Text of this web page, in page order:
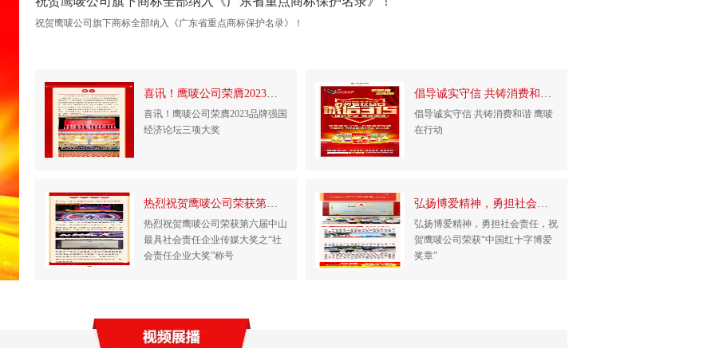
祝贺鹰唛公司旗下商标全部纳入《广东省重点商标保护名录》！
喜讯！鹰唛公司荣膺2023品牌强国经济论坛...
喜讯！鹰唛公司荣膺2023品牌强国
经济论坛三项大奖
倡导诚实守信 共铸消费和谐 鹰唛在行动
倡导诚实守信 共铸消费和谐 鹰唛
在行动
热烈祝贺鹰唛公司荣获第六届中山最具社会责任...
热烈祝贺鹰唛公司荣获第六届中山
最具社会责任企业传媒大奖之“社
会责任企业大奖”称号
弘扬博爱精神，勇担社会责任，祝贺鹰唛公司荣...
弘扬博爱精神，勇担社会责任，祝
贺鹰唛公司荣获“中国红十字博爱
奖章”